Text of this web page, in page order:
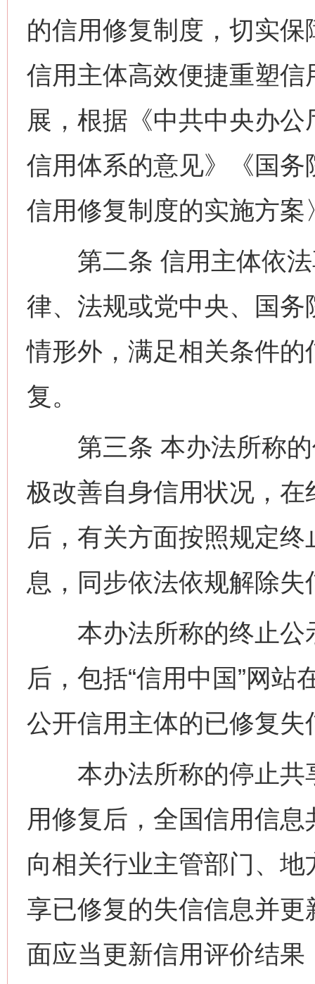
的信用修复制度，切实
信用主体高效便捷重塑
展，根据《中共中央办
信用体系的意见》《国
信用修复制度的实施方
第二条 信用主体依法
律、法规或党中央、国
情形外，满足相关条件
复。
第三条 本办法所称的
极改善自身信用状况，
后，有关方面按照规定
息，同步依法依规解除
本办法所称的终止公
后，包括“信用中国”网
公开信用主体的已修复失
本办法所称的停止共
用修复后，全国信用信息
向相关行业主管部门、
享已修复的失信信息并
面应当更新信用评价结